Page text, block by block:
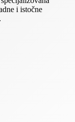
i istočne